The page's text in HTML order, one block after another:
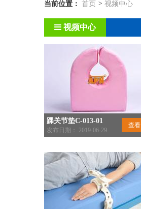
当前位置： 首页 > 视频中心
视频中心
踝关节垫C-013-01
发布日期： 2019-06-29
查看